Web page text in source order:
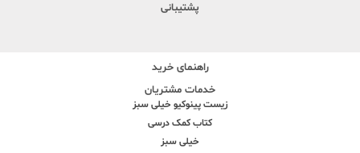
پشتیبانی
راهنمای خرید
خدمات مشتریان
زیست پینوکیو خیلی سبز
کتاب کمک درسی
خیلی سبز